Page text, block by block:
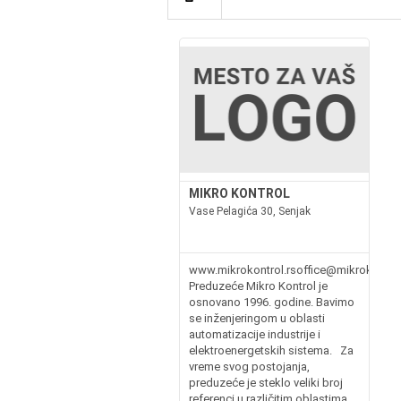
MIKRO KONTROL
Vase Pelagića 30, Senjak
Preduzeće Mikro Kontrol je
osnovano 1996. godine. Bavimo
se inženjeringom u oblasti
automatizacije industrije i
elektroenergetskih sistema. Za
vreme svog postojanja,
preduzeće je steklo veliki broj